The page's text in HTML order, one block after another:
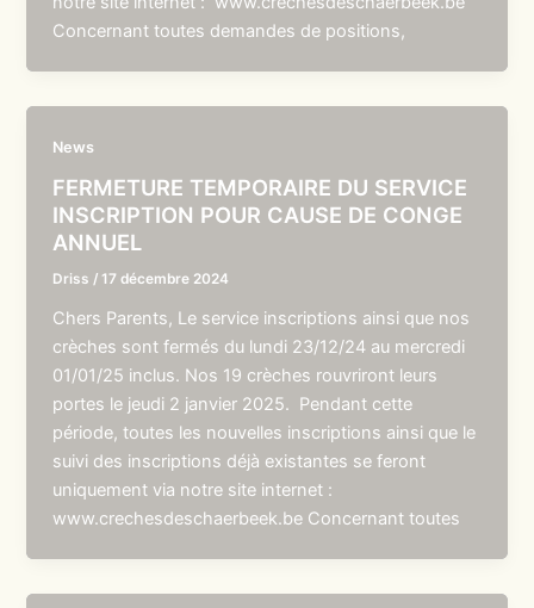
Concernant toutes demandes de positions,
News
FERMETURE TEMPORAIRE DU SERVICE
INSCRIPTION POUR CAUSE DE CONGE
ANNUEL
Driss /17 décembre 2024
Chers Parents, Le service inscriptions ainsi que nos
crèches sont fermés du lundi 23/12/24 au mercredi
01/01/25 inclus. Nos 19 crèches rouvriront leurs
portes le jeudi 2 janvier 2025. Pendant cette
période, toutes les nouvelles inscriptions ainsi que le
suivi des inscriptions déjà existantes se feront
uniquement via notre site internet :
www.crechesdeschaerbeek.be Concernant toutes